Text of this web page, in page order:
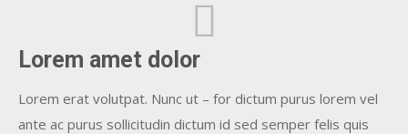
Lorem amet dolor
Lorem erat volutpat. Nunc ut – for dictum purus lorem vel
ante ac purus sollicitudin dictum id sed semper felis quis